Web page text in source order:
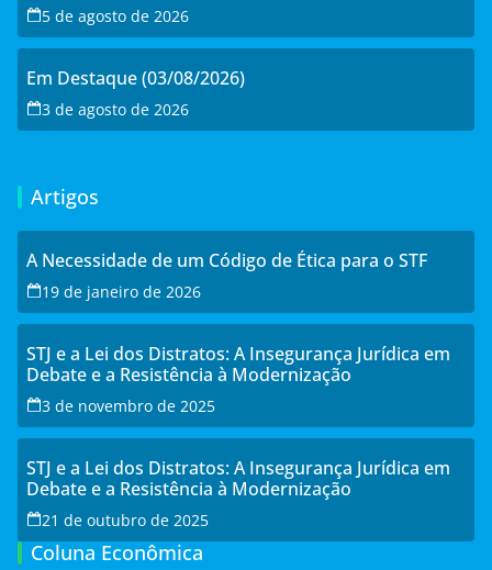
5 de agosto de 2026
Em Destaque (03/08/2026)
3 de agosto de 2026
Artigos
A Necessidade de um Código de Ética para o STF
19 de janeiro de 2026
STJ e a Lei dos Distratos: A Insegurança Jurídica em
Debate e a Resistência à Modernização
3 de novembro de 2025
STJ e a Lei dos Distratos: A Insegurança Jurídica em
Debate e a Resistência à Modernização
21 de outubro de 2025
Coluna Econômica